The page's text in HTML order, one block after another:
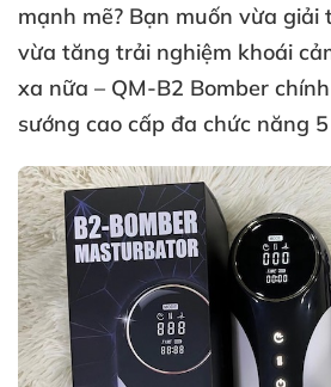
mạnh mẽ? Bạn muốn vừa giải
vừa tăng trải nghiệm khoái
xa nữa – QM-B2 Bomber
sướng cao cấp đa chức năng